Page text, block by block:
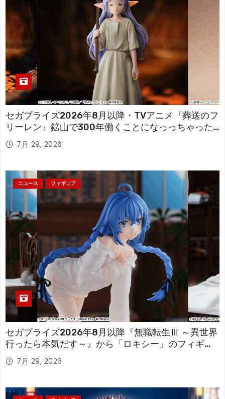
セガプライズ2026年8月以降・TVアニメ『葬送のフ
リーレン』鉱山で300年働くことになっっちゃった
「フリーレン」を立体化！
7月 29, 2026
ニュース フィギュア
セガプライズ2026年8月以降『無職転生Ⅲ ～異世界
行ったら本気だす～』から「ロキシー」のフィギュ
アが登場！
7月 29, 2026